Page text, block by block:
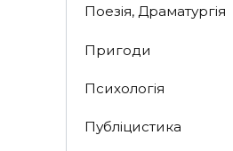
Поезія, Драматургія
Пригоди
Психологія
Публіцистика